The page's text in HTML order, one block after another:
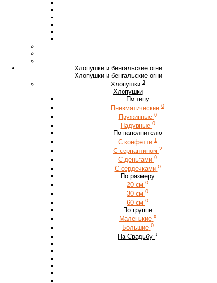
Хлопушки и бенгальские огни
Хлопушки и бенгальские огни
Хлопушки 3
Хлопушки
По типу
Пневматические 0
Пружинные 0
Надувные 0
По наполнителю
С конфетти 1
С серпантином 2
С деньгами 0
С сердечками 0
По размеру
20 см 0
30 см 0
60 см 0
По группе
Маленькие 0
Большие 0
На Свадьбу 0